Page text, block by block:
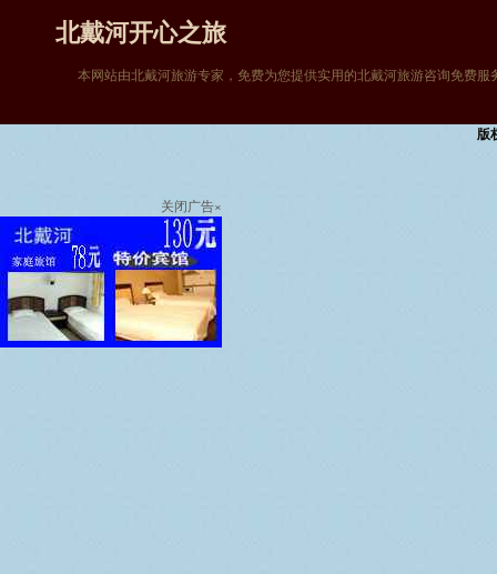
北戴河开心之旅
本网站由北戴河旅游专家，免费为您提供实用的北戴河旅游咨询免费服
版
关闭广告×